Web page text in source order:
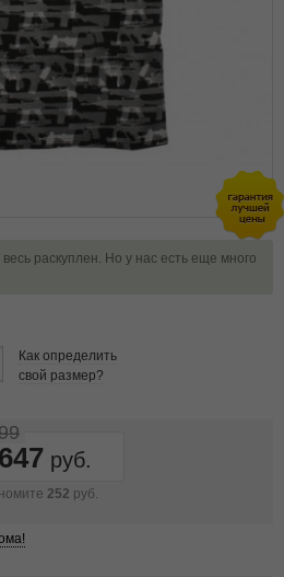
раскуплен. Но у нас есть еще много
Как определить
свой размер?
647
252 руб.